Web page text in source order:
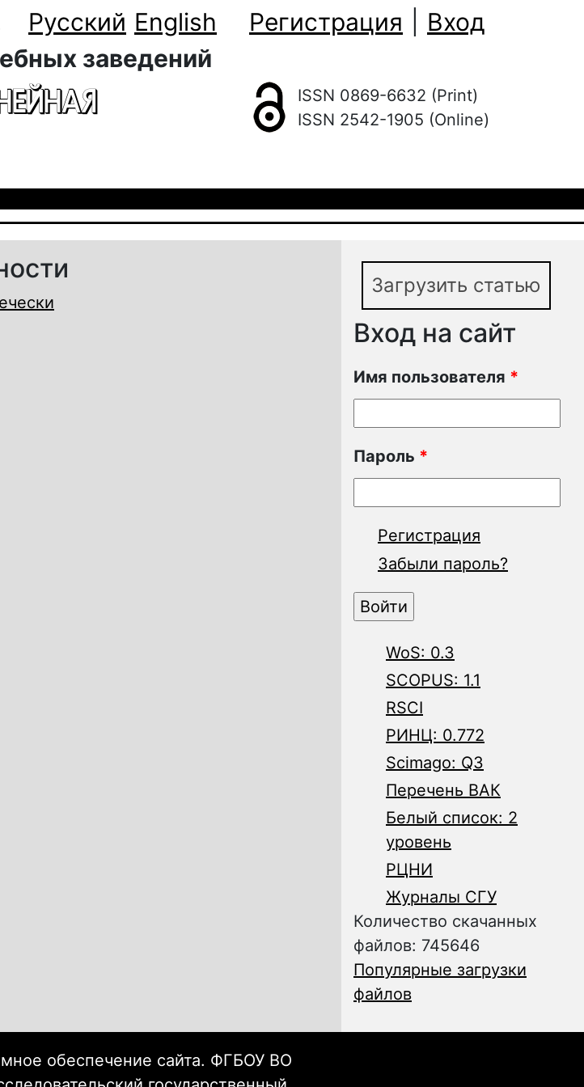
Русский English Регистрация
Вход
заведений
ISSN 0869-6632 (Print)
ISSN 2542-1905 (Online)
Загрузить статью
Вход на сайт
Имя пользователя *
Пароль *
Регистрация
Забыли пароль?
WoS: 0.3
SCOPUS: 1.1
RSCI
РИНЦ: 0.772
Scimago: Q3
Перечень ВАК
Белый список: 2
уровень
РЦНИ
Журналы СГУ
Количество скачанных
файлов: 745646
Популярные загрузки
файлов
обеспечение сайта. ФГБОУ ВО